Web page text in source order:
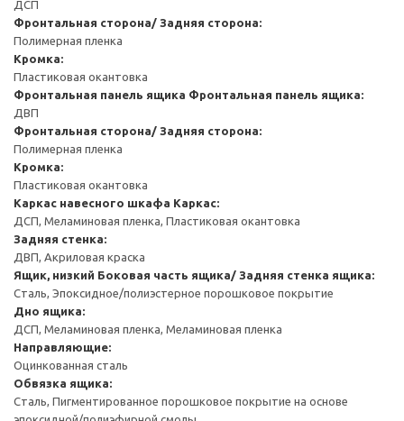
ДСП
Фронтальная сторона/ Задняя сторона:
Полимерная пленка
Кромка:
Пластиковая окантовка
Фронтальная панель ящика Фронтальная панель ящика:
ДВП
Фронтальная сторона/ Задняя сторона:
Полимерная пленка
Кромка:
Пластиковая окантовка
Каркас навесного шкафа Каркас:
ДСП, Меламиновая пленка, Пластиковая окантовка
Задняя стенка:
ДВП, Акриловая краска
Ящик, низкий Боковая часть ящика/ Задняя стенка ящика:
Сталь, Эпоксидное/полиэстерное порошковое покрытие
Дно ящика:
ДСП, Меламиновая пленка, Меламиновая пленка
Направляющие:
Оцинкованная сталь
Обвязка ящика:
Сталь, Пигментированное порошковое покрытие на основе